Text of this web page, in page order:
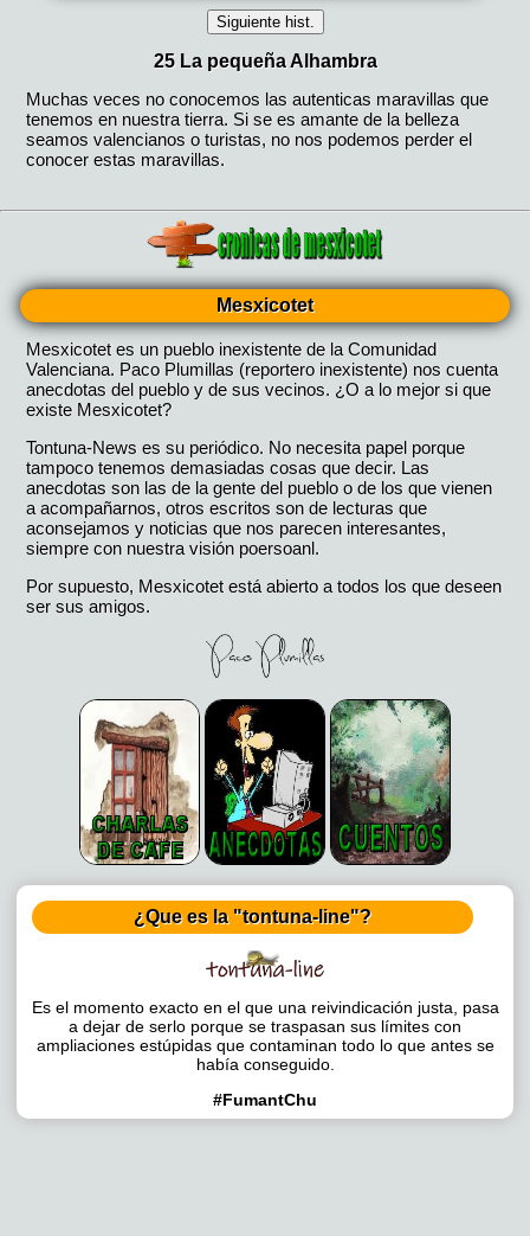
Mesxicotet
Mesxicotet es un pueblo inexistente de la Comunidad
Valenciana. Paco Plumillas (reportero inexistente) nos cuenta
anecdotas del pueblo y de sus vecinos. ¿O a lo mejor si que
existe Mesxicotet?
Tontuna-News es su periódico. No necesita papel porque
tampoco tenemos demasiadas cosas que decir. Las
anecdotas son las de la gente del pueblo o de los que vienen
a acompañarnos, otros escritos son de lecturas que
aconsejamos y noticias que nos parecen interesantes,
siempre con nuestra visión poersoanl.
Por supuesto, Mesxicotet está abierto a todos los que deseen
ser sus amigos.
¿Que es la "tontuna-line"?
Es el momento exacto en el que una reivindicación justa, pasa
a dejar de serlo porque se traspasan sus límites con
ampliaciones estúpidas que contaminan todo lo que antes se
había conseguido.
#FumantChu